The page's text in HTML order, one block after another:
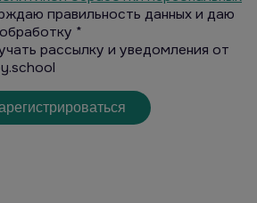
правильность данных и даю
*
рассылку и уведомления от